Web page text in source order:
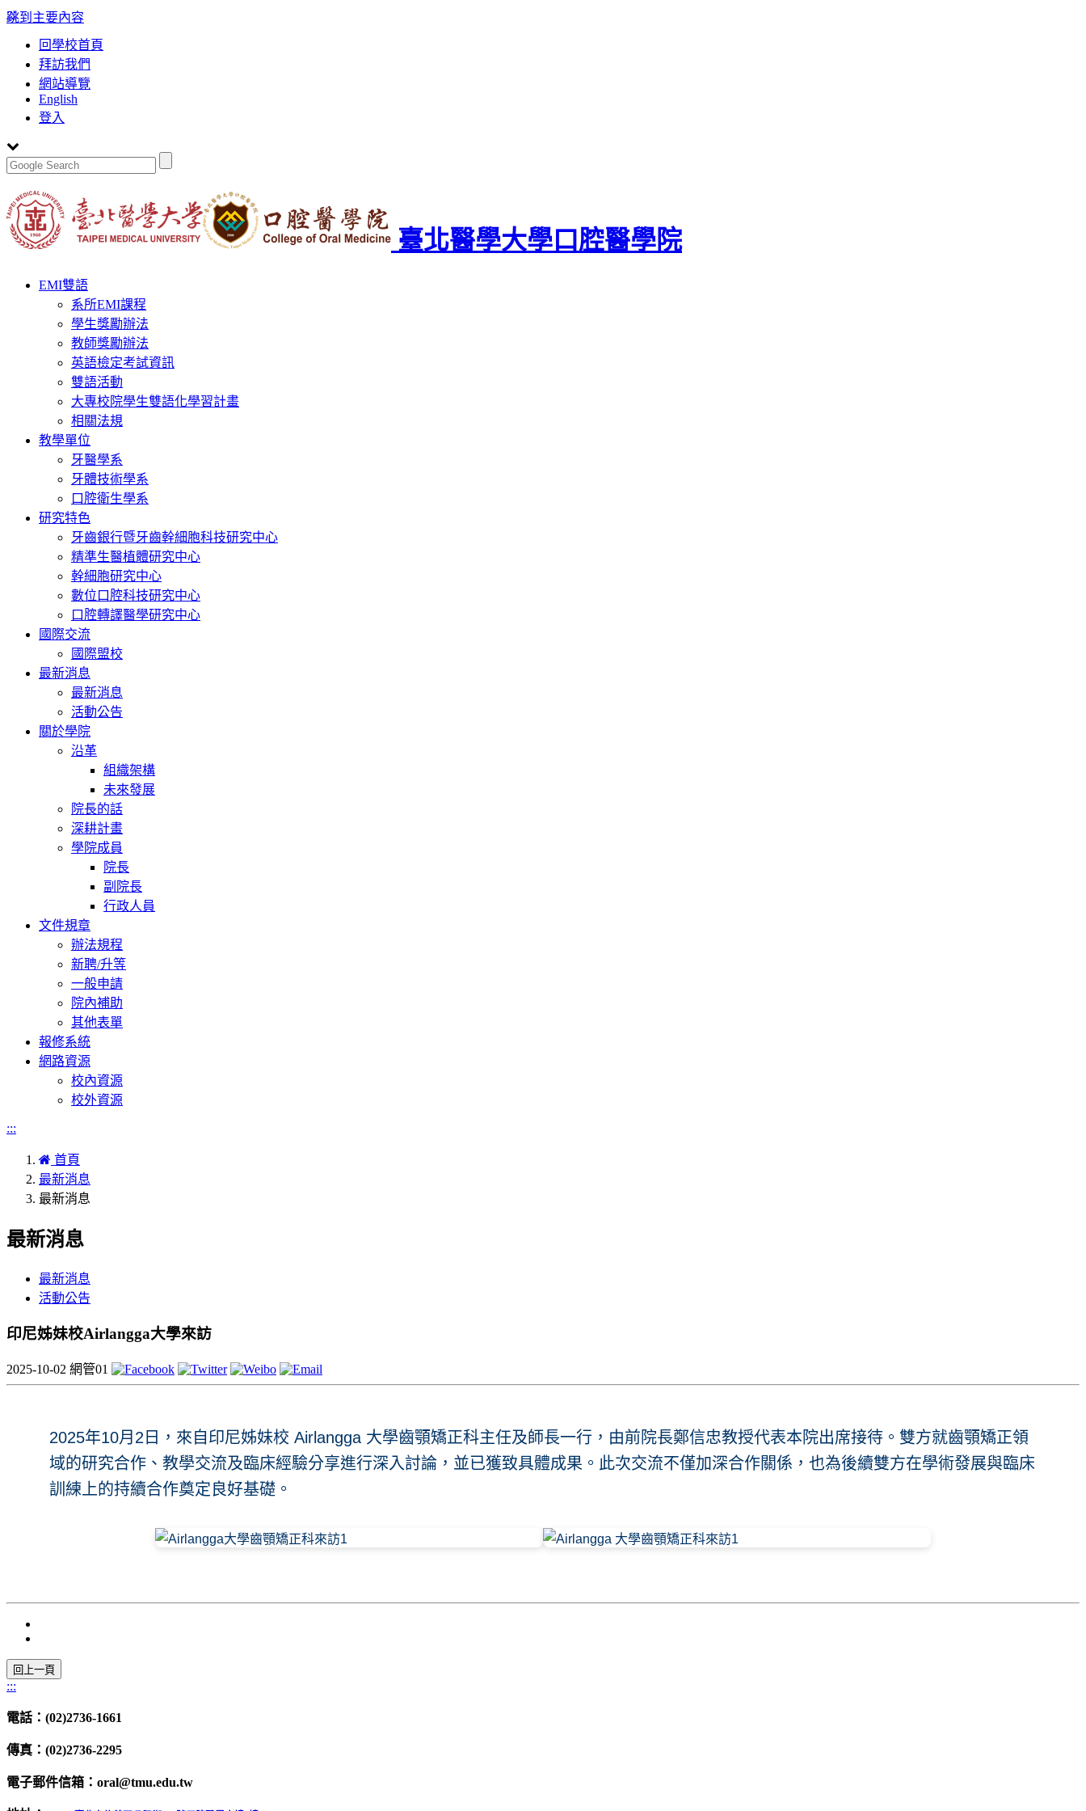
跳到主要內容
:::
回學校首頁
拜訪我們
網站導覽
English
登入
臺北醫學大學口腔醫學院
Toggle
navigation
EMI雙語
系所EMI課程
學生獎勵辦法
教師獎勵辦法
英語檢定考試資訊
雙語活動
大專校院學生雙語化學習計畫
相關法規
教學單位
牙醫學系
牙體技術學系
口腔衛生學系
研究特色
牙齒銀行暨牙齒幹細胞科技研究中心
精準生醫植體研究中心
幹細胞研究中心
數位口腔科技研究中心
口腔轉譯醫學研究中心
國際交流
國際盟校
最新消息
最新消息
活動公告
關於學院
沿革
組織架構
未來發展
院長的話
深耕計畫
學院成員
院長
副院長
行政人員
文件規章
辦法規程
新聘/升等
一般申請
院內補助
其他表單
報修系統
網路資源
校內資源
校外資源
:::
首頁
最新消息
最新消息
最新消息
最新消息
活動公告
印尼姊妹校Airlangga大學來訪
2025-10-02 網管01
2025年10月2日，來自印尼姊妹校 Airlangga 大學齒顎矯正科主任及師長一行，由前院長鄭信忠教授代表本院出席接待。雙方就齒顎矯正領
域的研究合作、教學交流及臨床經驗分享進行深入討論，並已獲致具體成果。此次交流不僅加深合作關係，也為後續雙方在學術發展與臨床
訓練上的持續合作奠定良好基礎。
:::
電話：(02)2736-1661
傳真：(02)2736-2295
電子郵件信箱：oral@tmu.edu.tw